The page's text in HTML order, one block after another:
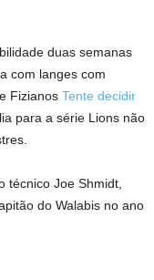
duas semanas
com langes com
Fizianos Tente decidir
para a série Lions não
técnico Joe Shmidt,
do Walabis no ano